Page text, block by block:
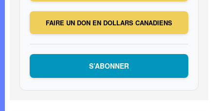
FAIRE UN DON EN DOLLARS CANADIENS
S’ABONNER